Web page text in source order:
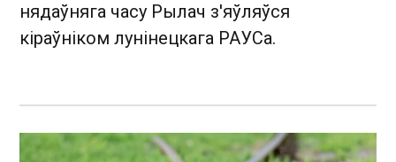
нядаўняга часу Рылач з'яўляўся
кіраўніком лунінецкага РАУСа.